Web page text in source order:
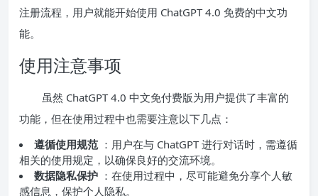
注册流程，用户就能开始使用 ChatGPT 4.0 免费的中文功
能。
使用注意事项
虽然 ChatGPT 4.0 中文免付费版为用户提供了丰富的
功能，但在使用过程中也需要注意以下几点：
遵循使用规范 ：用户在与 ChatGPT 进行对话时，需遵循
相关的使用规定，以确保良好的交流环境。
数据隐私保护 ：在使用过程中，尽可能避免分享个人敏
感信息，保护个人隐私。